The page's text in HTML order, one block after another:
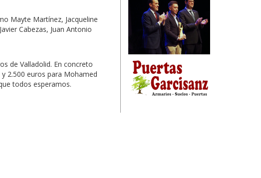
Mayte Martínez, Jacqueline
Cabezas, Juan Antonio
de Valladolid. En concreto
2.500 euros para Mohamed
todos esperamos.